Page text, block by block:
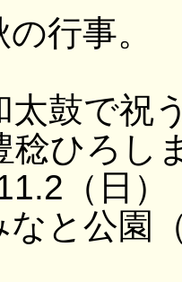
行事。
太鼓で祝
稔ひろし
（日
と公園